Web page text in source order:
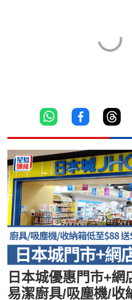
日本城優惠門市+網
易潔廚具/吸塵機/收